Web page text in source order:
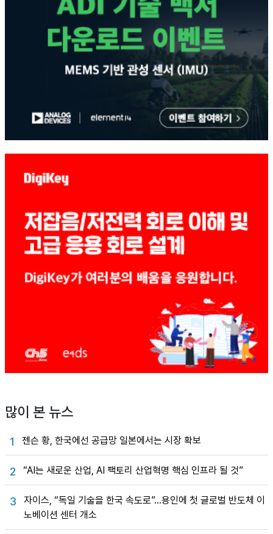
많이 본 뉴스
1 젠슨 황, 한국에선 공급망 일본에서는 시장 확보
2 “AI는 새로운 산업, AI 팩토리 산업혁명 핵심 인프라 될 것”
3
자이스, “독일 기술을 한국 속도로”…용인에 첫 글로벌 반도체 이
노베이션 센터 개소